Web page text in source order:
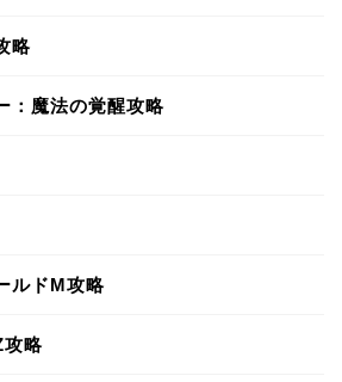
略
：魔法の覚醒攻略
ルドM攻略
攻略